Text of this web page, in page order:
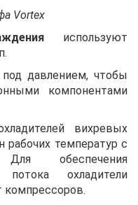
Vortex
используют
давлением, чтобы
компонентами
вихревых
рабочих температур с
обеспечения
потока охладители
компрессоров.